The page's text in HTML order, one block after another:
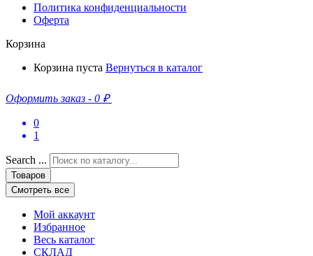
Политика конфиденциальности
Оферта
Корзина
Корзина пуста Вернуться в каталог
Оформить заказ - 0 ₽
0
1
Search ...
Товаров
Смотреть все
Мой аккаунт
Избранное
Весь каталог
СКЛАД